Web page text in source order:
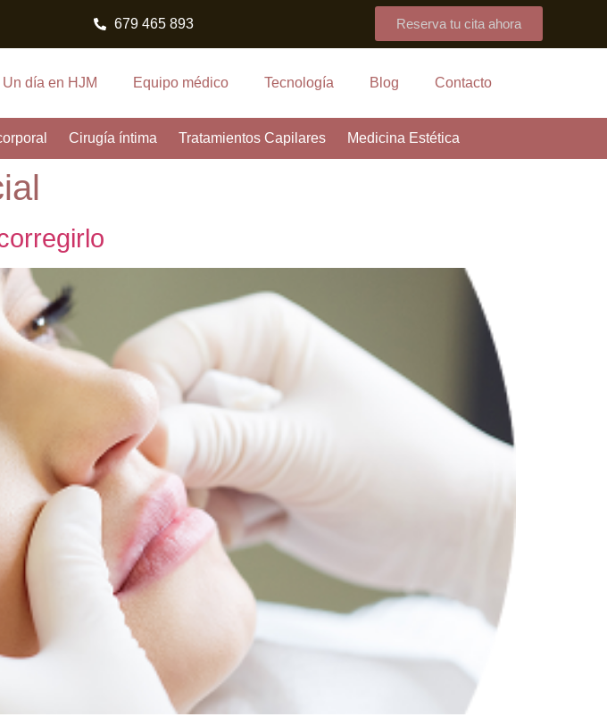
679 465 893 Reserva tu cita ahora
Un día en HJM Equipo médico Tecnología Blog Contacto
Cirugía íntima Tratamientos Capilares Medicina Estética